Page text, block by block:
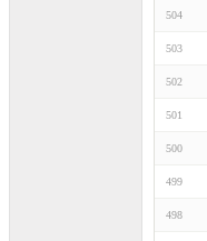
504
503
502
501
500
499
498